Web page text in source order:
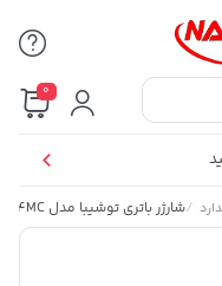
0
/شارژر باتری توشیبا مدل TNHC-VE 64MC به همراه 4 عدد باتری قلمی